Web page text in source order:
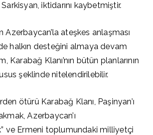
iktidarını kaybetmiştir.
Azerbaycan’la ateşkes anlaşması
halkın desteğini almaya devam
Karabağ Klanı’nın bütün planlarının
şeklinde nitelendirilebilir.
ötürü Karabağ Klanı, Paşinyan’ı
Azerbaycan’ı
ve Ermeni toplumundaki milliyetçi